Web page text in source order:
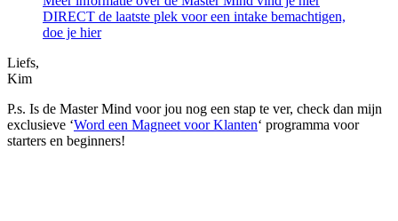
DIRECT de laatste plek voor een intake bemachtigen,
doe je hier
Liefs,
Kim
P.s. Is de Master Mind voor jou nog een stap te ver, check dan mijn
exclusieve ‘Word een Magneet voor Klanten‘ programma voor
starters en beginners!